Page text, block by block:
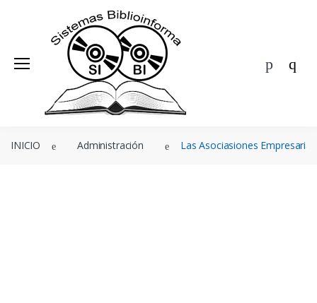
BIBLIOINFORMA
EDITORIALES
Agenda
INICIO Administración Las Asociasiones